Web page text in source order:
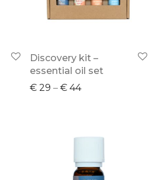
Discovery kit –
essential oil set
€ 29 – € 44